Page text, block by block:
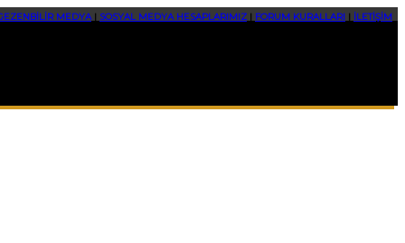
MEDYA| SOSYAL MEDYA HESAPLARIMIZ | FORUM KURALLARI | İLETİŞİM